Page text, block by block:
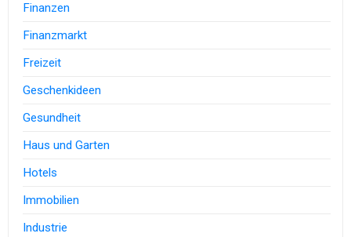
Finanzen
Finanzmarkt
Freizeit
Geschenkideen
Gesundheit
Haus und Garten
Hotels
Immobilien
Industrie